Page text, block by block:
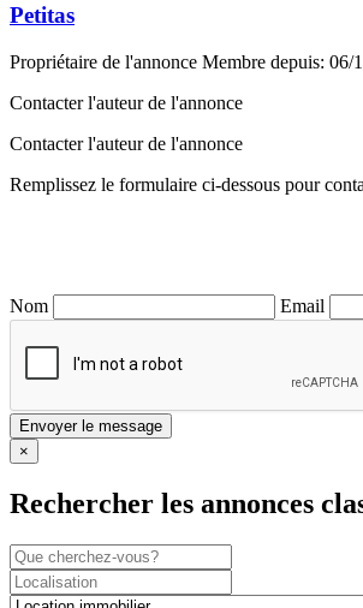
Petitas
Propriétaire de l'annonce Membre depuis: 06/
Contacter l'auteur de l'annonce
Contacter l'auteur de l'annonce
Remplissez le formulaire ci-dessous pour
Nom Email
×
Rechercher les annonces